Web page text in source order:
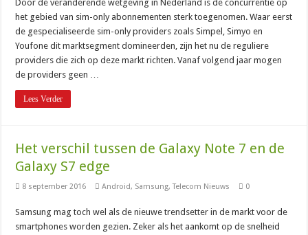
Door de veranderende wetgeving in Nederland is de concurrentie op
het gebied van sim-only abonnementen sterk toegenomen. Waar eerst
de gespecialiseerde sim-only providers zoals Simpel, Simyo en
Youfone dit marktsegment domineerden, zijn het nu de reguliere
providers die zich op deze markt richten. Vanaf volgend jaar mogen
de providers geen …
Lees Verder
Het verschil tussen de Galaxy Note 7 en de
Galaxy S7 edge
8 september 2016 Android, Samsung,Telecom Nieuws 0
Samsung mag toch wel als de nieuwe trendsetter in de markt voor de
smartphones worden gezien. Zeker als het aankomt op de snelheid